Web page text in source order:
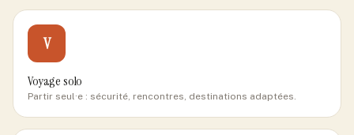
V
Voyage solo
Partir seul·e : sécurité, rencontres, destinations adaptées.